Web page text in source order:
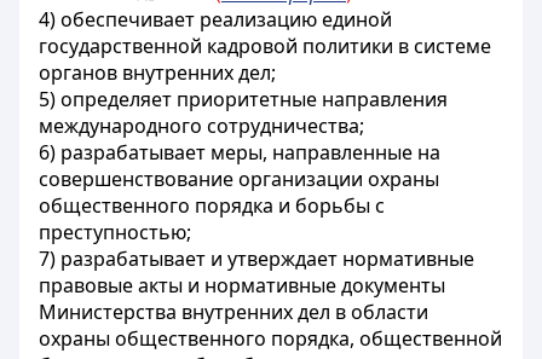
4) обеспечивает реализацию единой
государственной кадровой политики в системе
органов внутренних дел;
5) определяет приоритетные направления
международного сотрудничества;
6) разрабатывает меры, направленные на
совершенствование организации охраны
общественного порядка и борьбы с
преступностью;
7) разрабатывает и утверждает нормативные
правовые акты и нормативные документы
Министерства внутренних дел в области
охраны общественного порядка, общественной